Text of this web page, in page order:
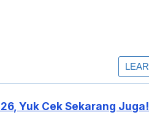
Yuk Cek Sekarang Juga!